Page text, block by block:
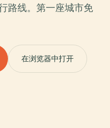
路线。第一座城市免
在浏览器中打开